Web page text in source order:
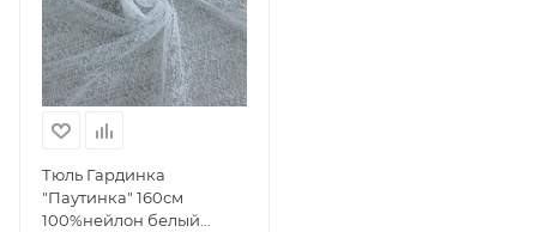
Тюль Гардинка
"Паутинка" 160см
100%нейлон белый